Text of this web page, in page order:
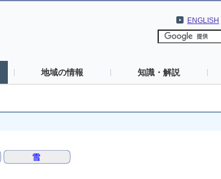
ENGLISH
地域の情報 知識・解説